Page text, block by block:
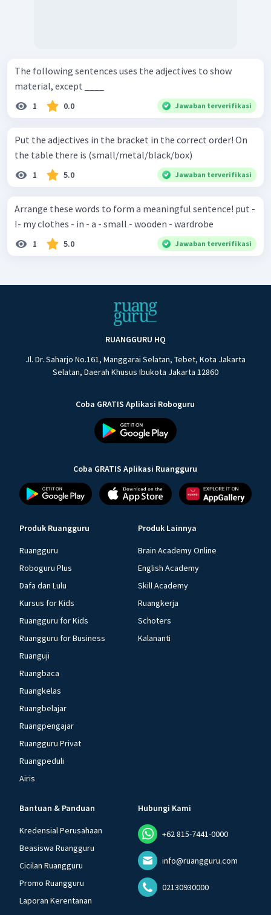
The following sentences uses the adjectives to show
material, except ____
1 0.0 Jawaban terverifikasi
Put the adjectives in the bracket in the correct order! On
the table there is (small/metal/black/box)
1 5.0 Jawaban terverifikasi
Arrange these words to form a meaningful sentence! put -
I- my clothes - in - a - small - wooden - wardrobe
1 5.0 Jawaban terverifikasi
RUANGGURU HQ
Jl. Dr. Saharjo No.161, Manggarai Selatan, Tebet, Kota Jakarta
Selatan, Daerah Khusus Ibukota Jakarta 12860
Coba GRATIS Aplikasi Roboguru
Coba GRATIS Aplikasi Ruangguru
Produk Ruangguru
Ruangguru
Roboguru Plus
Dafa dan Lulu
Kursus for Kids
Ruangguru for Kids
Ruangguru for Business
Ruanguji
Ruangbaca
Ruangkelas
Ruangbelajar
Ruangpengajar
Ruangguru Privat
Ruangpeduli
Airis
Produk Lainnya
Brain Academy Online
English Academy
Skill Academy
Ruangkerja
Schoters
Kalananti
Bantuan & Panduan
Kredensial Perusahaan
Beasiswa Ruangguru
Cicilan Ruangguru
Promo Ruangguru
Laporan Kerentanan
Hubungi Kami
+62 815-7441-0000
info@ruangguru.com
02130930000